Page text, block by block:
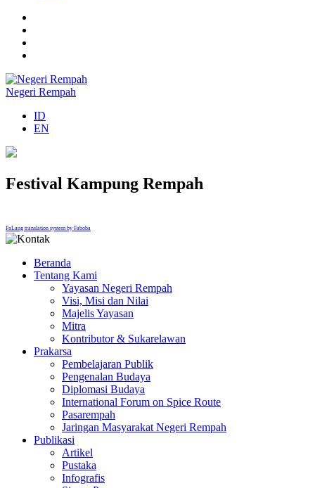
Negeri Rempah
ID
EN
Festival Kampung Rempah
FaLang translation system by Faboba
Beranda
Tentang Kami
Yayasan Negeri Rempah
Visi, Misi dan Nilai
Majelis Yayasan
Mitra
Kontributor & Sukarelawan
Prakarsa
Pembelajaran Publik
Pengenalan Budaya
Diplomasi Budaya
International Forum on Spice Route
Pasarempah
Jaringan Masyarakat Negeri Rempah
Publikasi
Artikel
Pustaka
Infografis